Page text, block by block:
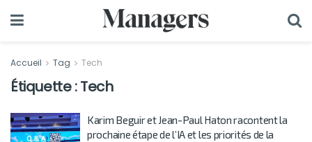
Accueil Tag Tech
Étiquette :Tech
Karim Beguir et Jean-Paul Haton racontent la
prochaine étape de l’IA et les priorités de la